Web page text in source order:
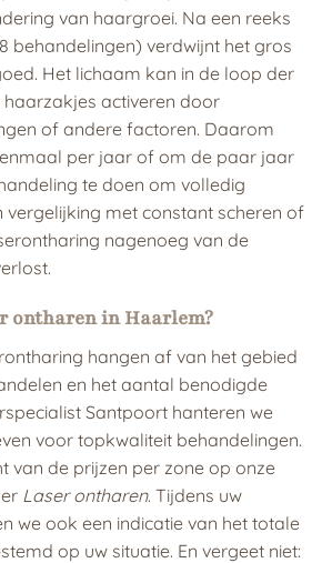
van haargroei. Na een reeks
behandelingen) verdwijnt het gros
Het lichaam kan in de loop der
haarzakjes activeren door
of andere factoren. Daarom
per jaar of om de paar jaar
te doen om volledig
vergelijking met constant scheren of
nagenoeg van de
ontharen in Haarlem?
hangen af van het gebied
en het aantal benodigde
Santpoort hanteren we
voor topkwaliteit behandelingen.
van de prijzen per zone op onze
Laser ontharen. Tijdens uw
we ook een indicatie van het totale
op uw situatie. En vergeet niet: